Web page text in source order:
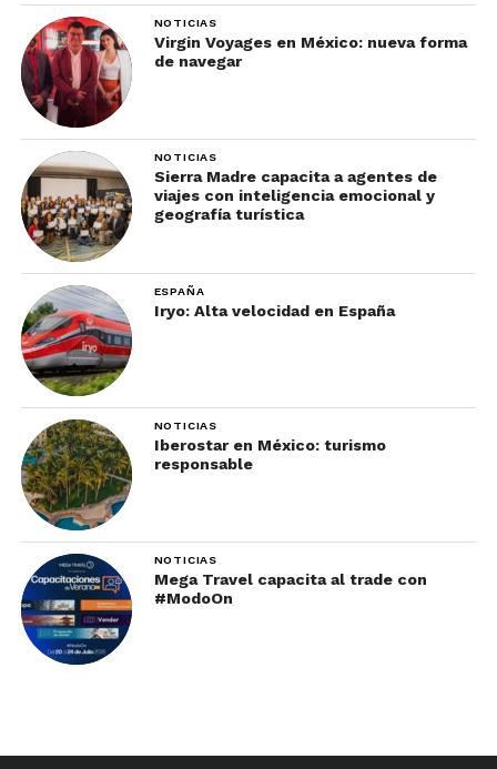
NOTICIAS
Virgin Voyages en México: nueva forma
de navegar
NOTICIAS
Sierra Madre capacita a agentes de
viajes con inteligencia emocional y
geografía turística
ESPAÑA
Iryo: Alta velocidad en España
NOTICIAS
Iberostar en México: turismo
responsable
NOTICIAS
Mega Travel capacita al trade con
#ModoOn